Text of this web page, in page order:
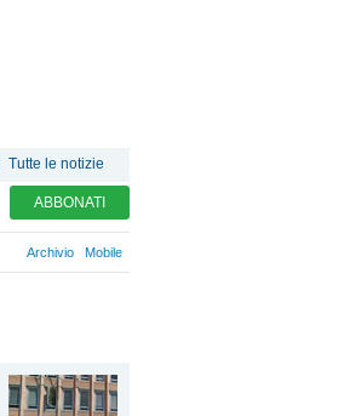
Tutte le notizie
ABBONATI
Archivio Mobile